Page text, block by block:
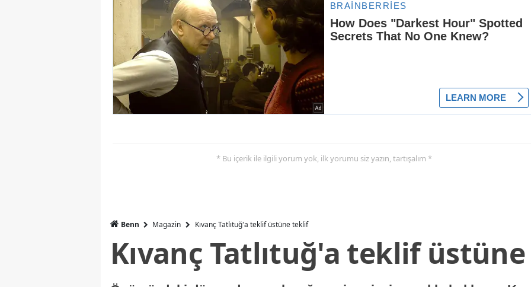
* Bu içerik ile ilgili yorum yok, ilk yorumu siz yazın, tartışalım *
Benn Magazin Kıvanç Tatlıtuğ'a teklif üstüne teklif
Kıvanç Tatlıtuğ'a teklif